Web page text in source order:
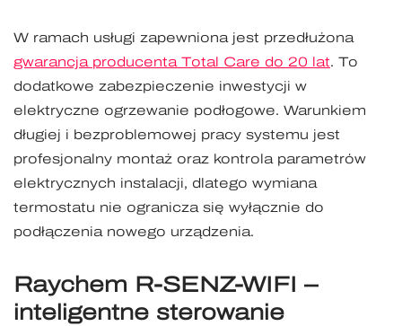
W ramach usługi zapewniona jest przedłużona
gwarancja producenta Total Care do 20 lat. To
dodatkowe zabezpieczenie inwestycji w
elektryczne ogrzewanie podłogowe. Warunkiem
długiej i bezproblemowej pracy systemu jest
profesjonalny montaż oraz kontrola parametrów
elektrycznych instalacji, dlatego wymiana
termostatu nie ogranicza się wyłącznie do
podłączenia nowego urządzenia.
Raychem R-SENZ-WIFI –
inteligentne sterowanie